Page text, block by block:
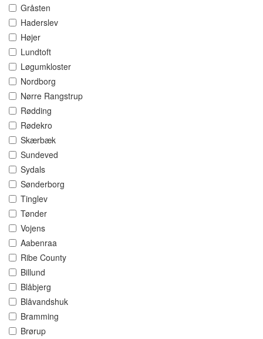
Gråsten
Haderslev
Højer
Lundtoft
Løgumkloster
Nordborg
Nørre Rangstrup
Rødding
Rødekro
Skærbæk
Sundeved
Sydals
Sønderborg
Tinglev
Tønder
Vojens
Aabenraa
Ribe County
Billund
Blåbjerg
Blåvandshuk
Bramming
Brørup